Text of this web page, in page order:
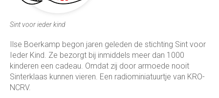
Sint voor ieder kind
Ilse Boerkamp begon jaren geleden de stichting Sint voor
Ieder Kind. Ze bezorgt bij inmiddels meer dan 1000
kinderen een cadeau. Omdat zij door armoede nooit
Sinterklaas kunnen vieren. Een radiominiatuurtje van KRO-
NCRV.